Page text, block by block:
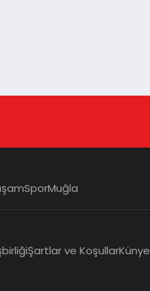
SporMuğla
Şartlar ve KoşullarKünye